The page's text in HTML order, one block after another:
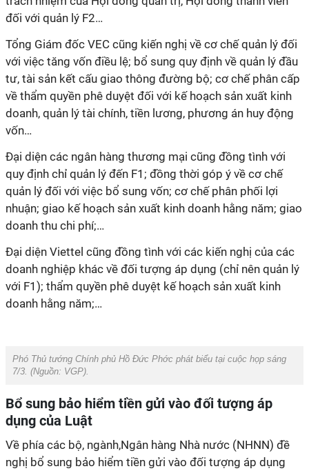
đối với quản lý F2…
Tổng Giám đốc VEC cũng kiến nghị về cơ chế quản lý đối
với việc tăng vốn điều lệ; bổ sung quy định về quản lý đầu
tư, tài sản kết cấu giao thông đường bộ; cơ chế phân cấp
về thẩm quyền phê duyệt đối với kế hoạch sản xuất kinh
doanh, quản lý tài chính, tiền lương, phương án huy động
vốn…
Đại diện các ngân hàng thương mại cũng đồng tình với
quy định chỉ quản lý đến F1; đồng thời góp ý về cơ chế
quản lý đối với việc bổ sung vốn; cơ chế phân phối lợi
nhuận; giao kế hoạch sản xuất kinh doanh hằng năm; giao
doanh thu chi phí;…
Đại diện Viettel cũng đồng tình với các kiến nghị của các
doanh nghiệp khác về đối tượng áp dụng (chỉ nên quản lý
với F1); thẩm quyền phê duyệt kế hoạch sản xuất kinh
doanh hằng năm;…
Phó Thủ tướng Chính phủ Hồ Đức Phớc phát biểu tại cuộc họp sáng
7/3. (Nguồn: VGP).
Bổ sung bảo hiểm tiền gửi vào đối tượng áp
dụng của Luật
Về phía các bộ, ngành,Ngân hàng Nhà nước (NHNN) đề
nghị bổ sung bảo hiểm tiền gửi vào đối tượng áp dụng